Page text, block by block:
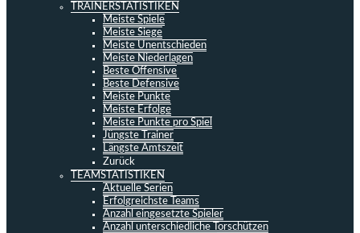
TRAINERSTATISTIKEN
Meiste Spiele
Meiste Siege
Meiste Unentschieden
Meiste Niederlagen
Beste Offensive
Beste Defensive
Meiste Punkte
Meiste Erfolge
Meiste Punkte pro Spiel
Jüngste Trainer
Längste Amtszeit
Zurück
TEAMSTATISTIKEN
Aktuelle Serien
Erfolgreichste Teams
Anzahl eingesetzte Spieler
Anzahl unterschiedliche Torschützen